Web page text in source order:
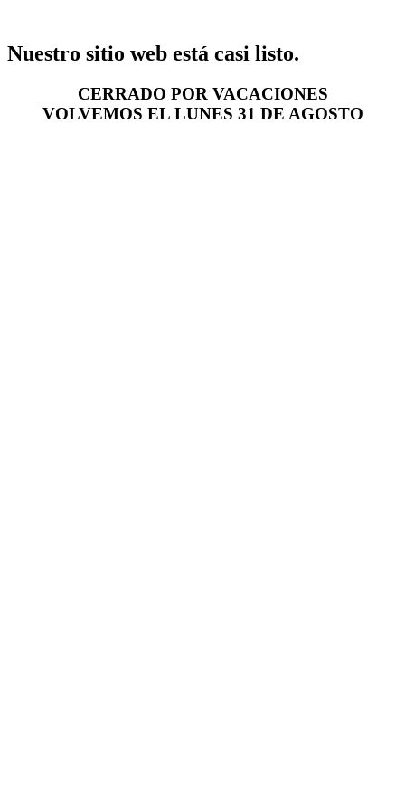
Nuestro sitio web está casi listo.
CERRADO POR VACACIONES
VOLVEMOS EL LUNES 31 DE AGOSTO